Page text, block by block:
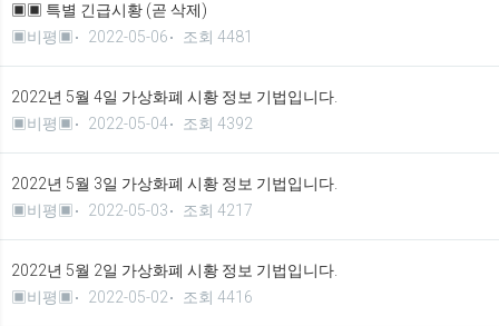
▣▣ 특별 긴급시황 (곧 삭제)
▣비평▣
2022-05-06 조회 4481
2022년 5월 4일 가상화폐 시황 정보 기법입니다.
▣비평▣
2022-05-04 조회 4392
2022년 5월 3일 가상화폐 시황 정보 기법입니다.
▣비평▣
2022-05-03 조회 4217
2022년 5월 2일 가상화폐 시황 정보 기법입니다.
▣비평▣
2022-05-02 조회 4416